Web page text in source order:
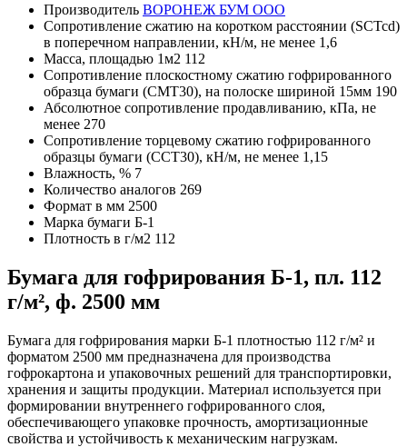
Производитель ВОРОНЕЖ БУМ ООО
Сопротивление сжатию на коротком расстоянии (SCTcd)
в поперечном направлении, кН/м, не менее 1,6
Масса, площадью 1м2 112
Сопротивление плоскостному сжатию гофрированного
образца бумаги (СМТ30), на полоске шириной 15мм 190
Абсолютное сопротивление продавливанию, кПа, не
менее 270
Сопротивление торцевому сжатию гофрированного
образцы бумаги (ССТ30), кН/м, не менее 1,15
Влажность, % 7
Количество аналогов 269
Формат в мм 2500
Марка бумаги Б-1
Плотность в г/м2 112
Бумага для гофрирования Б-1, пл. 112
г/м², ф. 2500 мм
Бумага для гофрирования марки Б-1 плотностью 112 г/м² и
форматом 2500 мм предназначена для производства
гофрокартона и упаковочных решений для транспортировки,
хранения и защиты продукции. Материал используется при
формировании внутреннего гофрированного слоя,
обеспечивающего упаковке прочность, амортизационные
свойства и устойчивость к механическим нагрузкам.